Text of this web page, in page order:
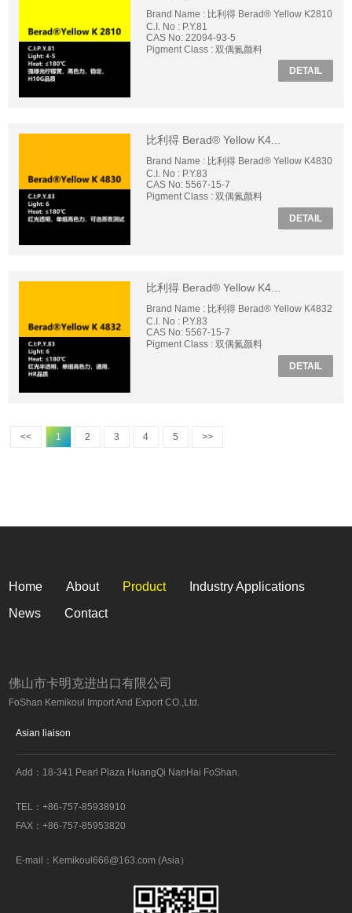
Brand Name : 比利得 Berad® Yellow K2810
C.I. No : P.Y.81
CAS No: 22094-93-5
Pigment Class : 双偶氮颜料
DETAIL
比利得 Berad® Yellow K4...
Brand Name : 比利得 Berad® Yellow K4830
C.I. No : P.Y.83
CAS No: 5567-15-7
Pigment Class : 双偶氮颜料
DETAIL
比利得 Berad® Yellow K4...
Brand Name : 比利得 Berad® Yellow K4832
C.I. No : P.Y.83
CAS No: 5567-15-7
Pigment Class : 双偶氮颜料
DETAIL
<< 1 2 3 4 5 >>
Home About Product
Industry Applications
News
Contact
佛山市卡明克进出口有限公司
FoShan Kemikoul Import And Export CO.,Ltd.
Asian liaison
Add： 18-341 Pearl Plaza HuangQi NanHai FoShan.
TEL： +86-757-85938910
FAX： +86-757-85953820
E-mail： Kemikoul666@163.com (Asia）